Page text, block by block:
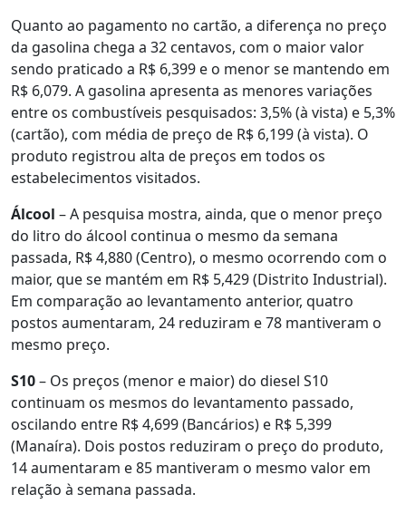
Quanto ao pagamento no cartão, a diferença no preço
da gasolina chega a 32 centavos, com o maior valor
sendo praticado a R$ 6,399 e o menor se mantendo em
R$ 6,079. A gasolina apresenta as menores variações
entre os combustíveis pesquisados: 3,5% (à vista) e 5,3%
(cartão), com média de preço de R$ 6,199 (à vista). O
produto registrou alta de preços em todos os
estabelecimentos visitados.
Álcool – A pesquisa mostra, ainda, que o menor preço
do litro do álcool continua o mesmo da semana
passada, R$ 4,880 (Centro), o mesmo ocorrendo com o
maior, que se mantém em R$ 5,429 (Distrito Industrial).
Em comparação ao levantamento anterior, quatro
postos aumentaram, 24 reduziram e 78 mantiveram o
mesmo preço.
S10– Os preços (menor e maior) do diesel S10
continuam os mesmos do levantamento passado,
oscilando entre R$ 4,699 (Bancários) e R$ 5,399
(Manaíra). Dois postos reduziram o preço do produto,
14 aumentaram e 85 mantiveram o mesmo valor em
relação à semana passada.